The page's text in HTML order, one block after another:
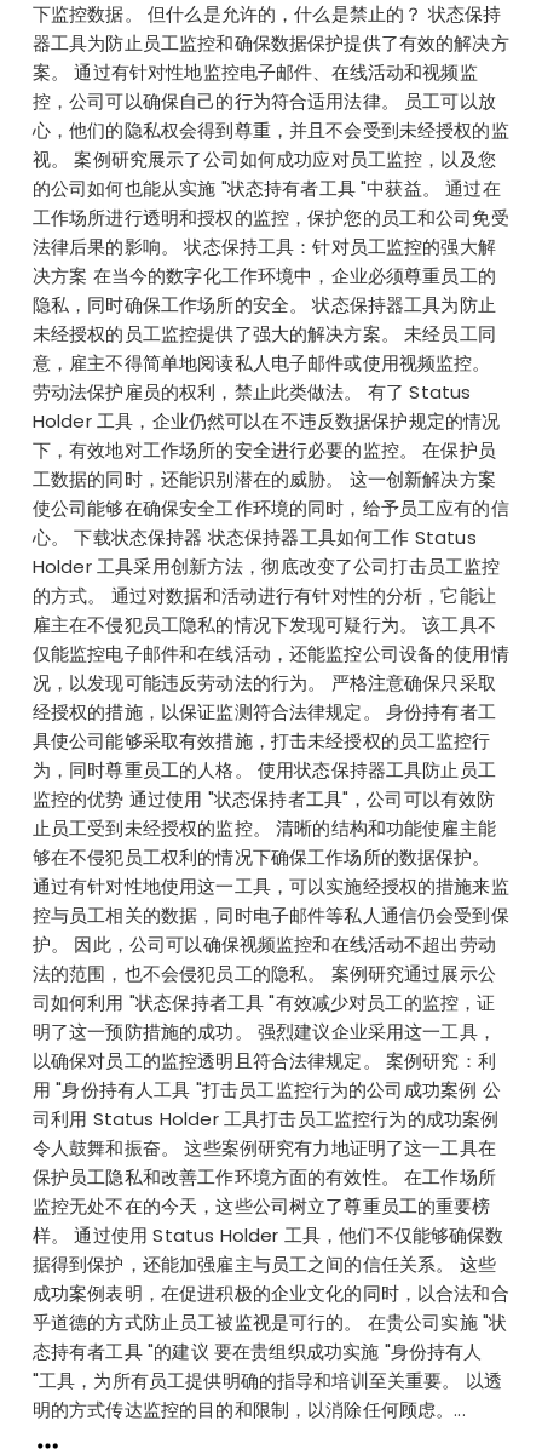
下监控数据。 但什么是允许的，什么是禁止的？ 状态保持
器工具为防止员工监控和确保数据保护提供了有效的解决方
案。 通过有针对性地监控电子邮件、在线活动和视频监
控，公司可以确保自己的行为符合适用法律。 员工可以放
心，他们的隐私权会得到尊重，并且不会受到未经授权的监
视。 案例研究展示了公司如何成功应对员工监控，以及您
的公司如何也能从实施 "状态持有者工具 "中获益。 通过在
工作场所进行透明和授权的监控，保护您的员工和公司免受
法律后果的影响。 状态保持工具：针对员工监控的强大解
决方案 在当今的数字化工作环境中，企业必须尊重员工的
隐私，同时确保工作场所的安全。 状态保持器工具为防止
未经授权的员工监控提供了强大的解决方案。 未经员工同
意，雇主不得简单地阅读私人电子邮件或使用视频监控。
劳动法保护雇员的权利，禁止此类做法。 有了 Status
Holder 工具，企业仍然可以在不违反数据保护规定的情况
下，有效地对工作场所的安全进行必要的监控。 在保护员
工数据的同时，还能识别潜在的威胁。 这一创新解决方案
使公司能够在确保安全工作环境的同时，给予员工应有的信
心。 下载状态保持器 状态保持器工具如何工作 Status
Holder 工具采用创新方法，彻底改变了公司打击员工监控
的方式。 通过对数据和活动进行有针对性的分析，它能让
雇主在不侵犯员工隐私的情况下发现可疑行为。 该工具不
仅能监控电子邮件和在线活动，还能监控公司设备的使用情
况，以发现可能违反劳动法的行为。 严格注意确保只采取
经授权的措施，以保证监测符合法律规定。 身份持有者工
具使公司能够采取有效措施，打击未经授权的员工监控行
为，同时尊重员工的人格。 使用状态保持器工具防止员工
监控的优势 通过使用 "状态保持者工具"，公司可以有效防
止员工受到未经授权的监控。 清晰的结构和功能使雇主能
够在不侵犯员工权利的情况下确保工作场所的数据保护。
通过有针对性地使用这一工具，可以实施经授权的措施来监
控与员工相关的数据，同时电子邮件等私人通信仍会受到保
护。 因此，公司可以确保视频监控和在线活动不超出劳动
法的范围，也不会侵犯员工的隐私。 案例研究通过展示公
司如何利用 "状态保持者工具 "有效减少对员工的监控，证
明了这一预防措施的成功。 强烈建议企业采用这一工具，
以确保对员工的监控透明且符合法律规定。 案例研究：利
用 "身份持有人工具 "打击员工监控行为的公司成功案例 公
司利用 Status Holder 工具打击员工监控行为的成功案例
令人鼓舞和振奋。 这些案例研究有力地证明了这一工具在
保护员工隐私和改善工作环境方面的有效性。 在工作场所
监控无处不在的今天，这些公司树立了尊重员工的重要榜
样。 通过使用 Status Holder 工具，他们不仅能够确保数
据得到保护，还能加强雇主与员工之间的信任关系。 这些
成功案例表明，在促进积极的企业文化的同时，以合法和合
乎道德的方式防止员工被监视是可行的。 在贵公司实施 "状
态持有者工具 "的建议 要在贵组织成功实施 "身份持有人
"工具，为所有员工提供明确的指导和培训至关重要。 以透
明的方式传达监控的目的和限制，以消除任何顾虑。...